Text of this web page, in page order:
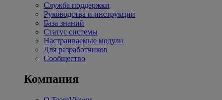
Служба поддержки
Руководства и инструкции
База знаний
Статус системы
Настраиваемые модули
Для разработчиков
Сообщество
Компания